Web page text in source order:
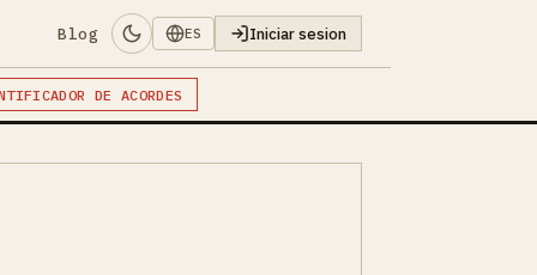
Blog ES Iniciar sesion
DE ACORDES